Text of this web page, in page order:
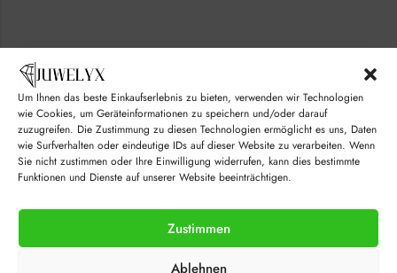
Um Ihnen das beste Einkaufserlebnis zu bieten, verwenden wir Technologien
wie Cookies, um Geräteinformationen zu speichern und/oder darauf
zuzugreifen. Die Zustimmung zu diesen Technologien ermöglicht es uns, Daten
wie Surfverhalten oder eindeutige IDs auf dieser Website zu verarbeiten. Wenn
Sie nicht zustimmen oder Ihre Einwilligung widerrufen, kann dies bestimmte
Funktionen und Dienste auf unserer Website beeinträchtigen.
Zustimmen
Ablehnen
*